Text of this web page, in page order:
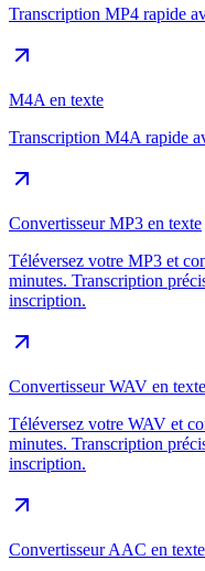
Transcription MP4 rapide
M4A en texte
Transcription M4A rapide
Convertisseur MP3 en texte
Téléversez votre MP3 et
minutes. Transcription
inscription.
Convertisseur WAV en texte
Téléversez votre WAV et
minutes. Transcription
inscription.
Convertisseur AAC en texte